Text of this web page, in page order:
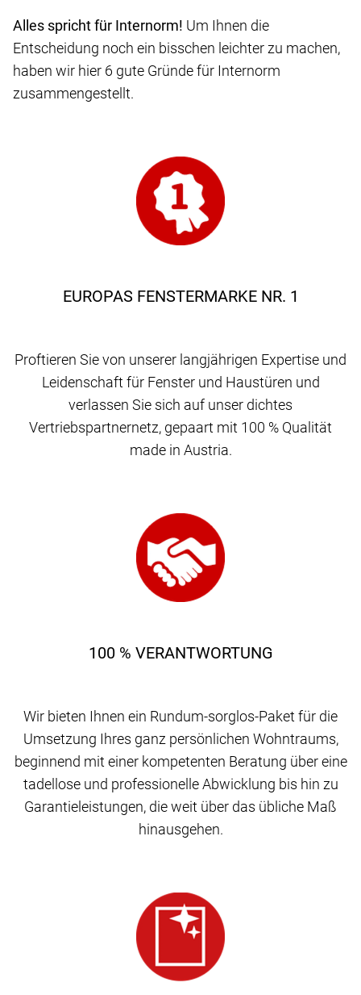
Alles spricht für Internorm! Um Ihnen die
Entscheidung noch ein bisschen leichter zu machen,
haben wir hier 6 gute Gründe für Internorm
zusammengestellt.
EUROPAS FENSTERMARKE NR. 1
Proftieren Sie von unserer langjährigen Expertise und
Leidenschaft für Fenster und Haustüren und
verlassen Sie sich auf unser dichtes
Vertriebspartnernetz, gepaart mit 100 % Qualität
made in Austria.
100 % VERANTWORTUNG
Wir bieten Ihnen ein Rundum-sorglos-Paket für die
Umsetzung Ihres ganz persönlichen Wohntraums,
beginnend mit einer kompetenten Beratung über eine
tadellose und professionelle Abwicklung bis hin zu
Garantieleistungen, die weit über das übliche Maß
hinausgehen.